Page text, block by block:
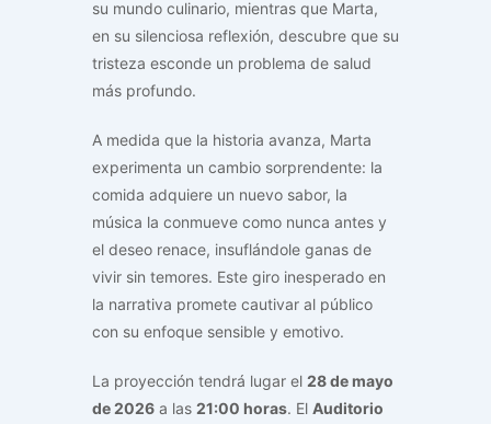
su mundo culinario, mientras que Marta,
en su silenciosa reflexión, descubre que su
tristeza esconde un problema de salud
más profundo.
A medida que la historia avanza, Marta
experimenta un cambio sorprendente: la
comida adquiere un nuevo sabor, la
música la conmueve como nunca antes y
el deseo renace, insuflándole ganas de
vivir sin temores. Este giro inesperado en
la narrativa promete cautivar al público
con su enfoque sensible y emotivo.
La proyección tendrá lugar el 28 de mayo
de 2026 a las 21:00 horas. El Auditorio